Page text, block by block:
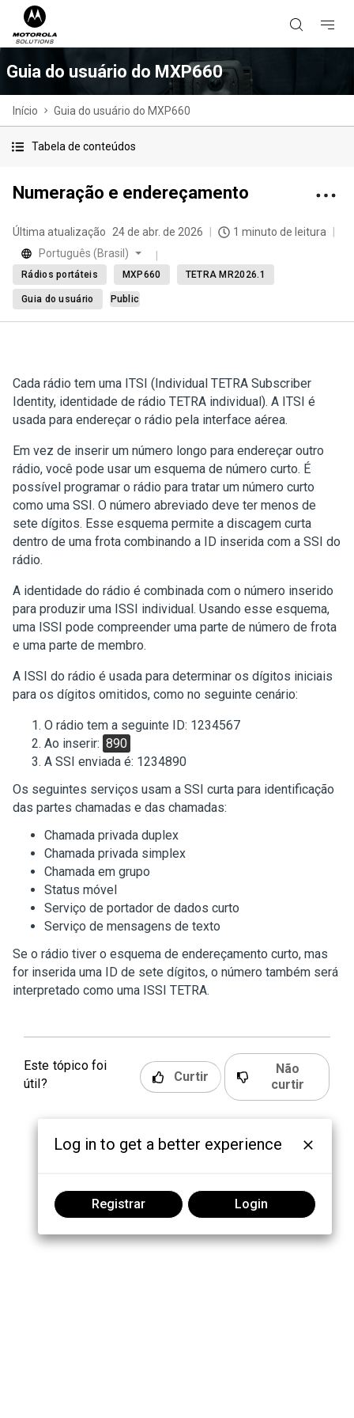
Guia do usuário do MXP660
Início Guia do usuário do MXP660
Tabela de conteúdos
Numeração e endereçamento
Última atualização 24 de abr. de 2026
1 minuto de leitura
Português (Brasil)
Rádios portáteis MXP660 TETRA MR2026.1
Guia do usuário Public
Cada rádio tem uma ITSI (Individual TETRA Subscriber
Identity, identidade de rádio TETRA individual). A ITSI é
usada para endereçar o rádio pela interface aérea.
Em vez de inserir um número longo para endereçar outro
rádio, você pode usar um esquema de número curto. É
possível programar o rádio para tratar um número curto
como uma SSI. O número abreviado deve ter menos de
sete dígitos. Esse esquema permite a discagem curta
dentro de uma frota combinando a ID inserida com a SSI do
rádio.
A identidade do rádio é combinada com o número inserido
para produzir uma ISSI individual. Usando esse esquema,
uma ISSI pode compreender uma parte de número de frota
e uma parte de membro.
A ISSI do rádio é usada para determinar os dígitos iniciais
para os dígitos omitidos, como no seguinte cenário:
O rádio tem a seguinte ID: 1234567
Ao inserir: 890
A SSI enviada é: 1234890
Os seguintes serviços usam a SSI curta para identificação
das partes chamadas e das chamadas:
Chamada privada duplex
Chamada privada simplex
Chamada em grupo
Status móvel
Serviço de portador de dados curto
Serviço de mensagens de texto
Se o rádio tiver o esquema de endereçamento curto, mas
for inserida uma ID de sete dígitos, o número também será
interpretado como uma ISSI TETRA.
Este tópico foi
útil?
Curtir
Não
curtir
Log in to get a better experience
Registrar Login